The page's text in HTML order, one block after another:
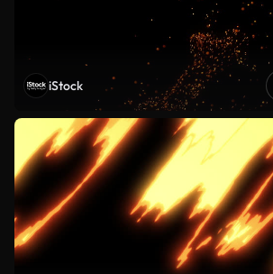
iStock